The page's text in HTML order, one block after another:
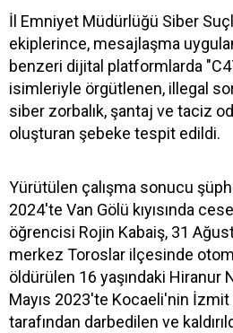
İl Emniyet Müdürlüğü Siber
ekiplerince, mesajlaşma
benzeri dijital platformlarda
isimleriyle örgütlenen, illegal
siber zorbalık, şantaj ve taciz
oluşturan şebeke tespit edildi.
Yürütülen çalışma sonucu
2024'te Van Gölü kıyısında
öğrencisi Rojin Kabaiş, 31
merkez Toroslar ilçesinde
öldürülen 16 yaşındaki Hiranur
Mayıs 2023'te Kocaeli'nin
tarafından darbedilen ve